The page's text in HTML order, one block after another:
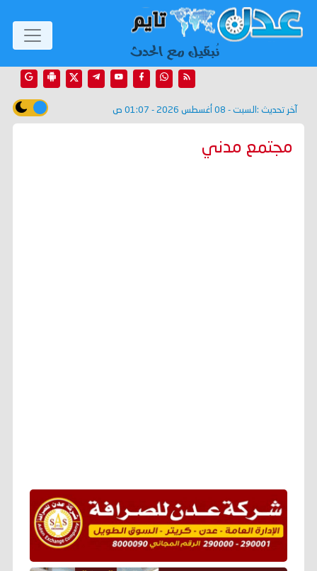
آخر تحديث : السبت - 08 أغسطس 2026 - 01:07 ص
مجتمع مدني